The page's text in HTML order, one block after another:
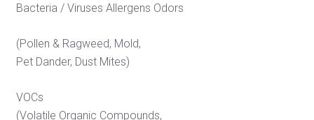
Bacteria / Viruses Allergens Odors
(Pollen & Ragweed, Mold,
Pet Dander, Dust Mites)
VOCs
(Volatile Organic Compounds,